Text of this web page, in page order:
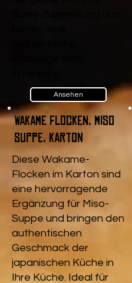
Ansehen
Wakame Flocken, Miso
Suppe, Karton
Diese Wakame-
Flocken im Karton sind
eine hervorragende
Ergänzung für Miso-
Suppe und bringen den
authentischen
Geschmack der
japanischen Küche in
Ihre Küche. Ideal für